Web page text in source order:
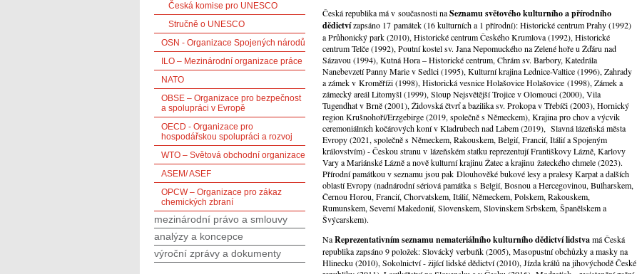
Česká republika má v současnosti naSeznamu světového kulturního a přírodního
dědictvízapsáno 17 památek (16 kulturních a 1 přírodní): Historické centrum Prahy (1992)
a Průhonický park (2010), Historické centrum Českého Krumlova (1992), Historické
centrum Telče (1992), Poutní kostel sv. Jana Nepomuckého na Zelené hoře u Žďáru nad
Sázavou (1994), Kutná Hora – Historické centrum, Chrám sv. Barbory, Katedrála
Nanebevzetí Panny Marie v Sedlci (1995), Kulturní krajina Lednice-Valtice (1996), Zahrady
a zámek v Kroměříži (1998), Historická vesnice Holašovice Holašovice (1998), Zámek a
zámecký areál Litomyšl (1999), Sloup Nejsvětější Trojice v Olomouci (2000), Vila
Tugendhat v Brně (2001), Židovská čtvrť a bazilika sv. Prokopa v Třebíči (2003), Hornický
region Krušnohoří/Erzgebirge (2019, společně s Německem), Krajina pro chov a výcvik
ceremoniálních kočárových koní v Kladrubech nad Labem (2019), Slavná lázeňská města
Evropy (2021, společně s Německem, Rakouskem, Belgií, Francií, Itálií a Spojeným
královstvím) - Českou stranu v lázeňském statku reprezentují Františkovy Lázně, Karlovy
Vary a Mariánské Lázně a nově kulturní krajinu Žatec a krajinu žateckého chmele (2023).
Přírodní památkou v seznamu jsou pak Dlouhověké bukové lesy a pralesy Karpat a dalších
oblastí Evropy (nadnárodní sériová památka s Belgií, Bosnou a Hercegovinou, Bulharskem,
Černou Horou, Francií, Chorvatskem, Itálií, Německem, Polskem, Rakouskem,
Rumunskem, Severní Makedonií, Slovenskem, Slovinskem Srbskem, Španělskem a
Švýcarskem).
NaReprezentativním seznamu nemateriálního kulturního dědictví lidstvamá Česká
republika zapsáno 9 položek: Slovácký verbuňk (2005), Masopustní obchůzky a masky na
Hlinecku (2010), Sokolnictví - žijící lidské dědictví (2010), Jízda králů na jihovýchodě České
Česká komise pro UNESCO
Stručně o UNESCO
OSN - Organizace Spojených národů
ILO – Mezinárodní organizace práce
NATO
OBSE – Organizace pro bezpečnost
a spolupráci v Evropě
OECD - Organizace pro
hospodářskou spolupráci a rozvoj
WTO – Světová obchodní organizace
ASEM/ ASEF
OPCW – Organizace pro zákaz
chemických zbraní
mezinárodní právo a smlouvy
analýzy a koncepce
výroční zprávy a dokumenty